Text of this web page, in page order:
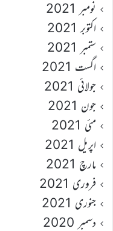
نومبر 2021
اکتوبر 2021
ستمبر 2021
اگست 2021
جولائی 2021
جون 2021
مئی 2021
اپریل 2021
مارچ 2021
فروری 2021
جنوری 2021
دسمبر 2020